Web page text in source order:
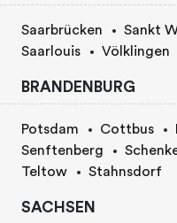
Saarbrücken Sankt
Saarlouis
Völklingen
BRANDENBURG
Potsdam Cottbus
Senftenberg
Teltow
Stahnsdorf
SACHSEN